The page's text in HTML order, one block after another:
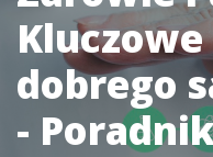
dobrego
-